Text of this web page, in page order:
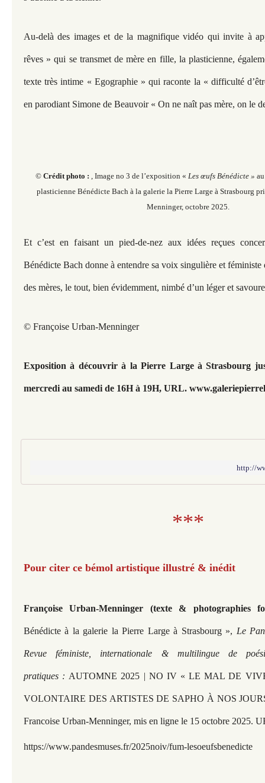
Au-delà des images et de la magnifique vidéo qui invite à
rêves » qui se transmet de mère en fille, la plasticienne,
texte très intime « Egographie » qui raconte la « difficulté
en parodiant Simone de Beauvoir « On ne naît pas mère, on le
© Crédit photo : , Image no 3 de l’exposition « Les œufs Bénédicte »
plasticienne Bénédicte Bach à la galerie la Pierre Large à Strasbourg
Menninger, octobre 2025.
Et c’est en faisant un pied-de-nez aux idées reçues
Bénédicte Bach donne à entendre sa voix singulière et
des mères, le tout, bien évidemment, nimbé d’un léger et
© Françoise Urban-Menninger
Exposition à découvrir à la Pierre Large à Strasbourg j
mercredi au samedi de 16H à 19H, URL.
http://
***
Pour citer ce bémol artistique illustré & inédit
Françoise Urban-Menninger (texte & photographies
Bénédicte à la galerie la Pierre Large à Strasbourg », Le
Revue féministe, internationale & multilingue de
pratiques : AUTOMNE 2025 | NO IV « LE MAL DE
VOLONTAIRE DES ARTISTES DE SAPHO À NOS
Francoise Urban-Menninger, mis en ligne le 15 octobre 2025.
https://www.pandesmuses.fr/2025noiv/fum-lesoeufsbenedicte